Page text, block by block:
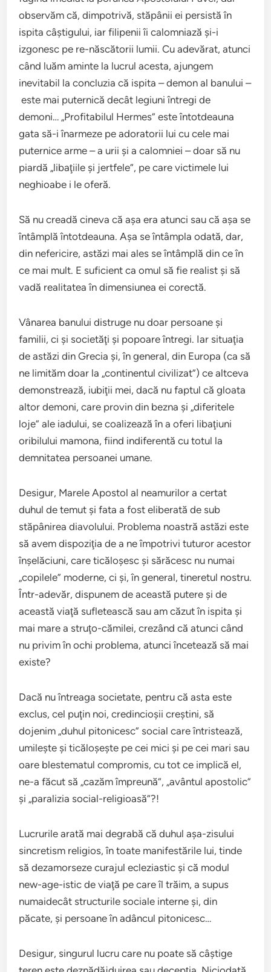
observăm că, dimpotrivă, stăpânii ei persistă în
ispita câştigului, iar filipenii îi calomniază şi-i
izgonesc pe re-născătorii lumii. Cu adevărat, atunci
când luăm aminte la lucrul acesta, ajungem
inevitabil la concluzia că ispita – demon al banului –
este mai puternică decât legiuni întregi de
demoni… „Profitabilul Hermes” este întotdeauna
gata să-i înarmeze pe adoratorii lui cu cele mai
puternice arme – a urii şi a calomniei – doar să nu
piardă „libaţiile şi jertfele”, pe care victimele lui
neghioabe i le oferă.
Să nu creadă cineva că aşa era atunci sau că aşa se
întâmplă întotdeauna. Aşa se întâmpla odată, dar,
din nefericire, astăzi mai ales se întâmplă din ce în
ce mai mult. E suficient ca omul să fie realist şi să
vadă realitatea în dimensiunea ei corectă.
Vânarea banului distruge nu doar persoane şi
familii, ci şi societăţi şi popoare întregi. Iar situaţia
de astăzi din Grecia şi, în general, din Europa (ca să
ne limităm doar la „continentul civilizat”) ce altceva
demonstrează, iubiţii mei, dacă nu faptul că gloata
altor demoni, care provin din bezna şi „diferitele
loje” ale iadului, se coalizează în a oferi libaţiuni
oribilului mamona, fiind indiferentă cu totul la
demnitatea persoanei umane.
Desigur, Marele Apostol al neamurilor a certat
duhul de temut şi fata a fost eliberată de sub
stăpânirea diavolului. Problema noastră astăzi este
să avem dispoziţia de a ne împotrivi tuturor acestor
înşelăciuni, care ticăloşesc şi sărăcesc nu numai
„copilele” moderne, ci şi, în general, tineretul nostru.
Într-adevăr, dispunem de această putere şi de
această viaţă sufletească sau am căzut în ispita şi
mai mare a struţo-cămilei, crezând că atunci când
nu privim în ochi problema, atunci încetează să mai
existe?
Dacă nu întreaga societate, pentru că asta este
exclus, cel puţin noi, credincioşii creştini, să
dojenim „duhul pitonicesc” social care întristează,
umileşte şi ticăloşeşte pe cei mici şi pe cei mari sau
oare blestematul compromis, cu tot ce implică el,
ne-a făcut să „cazăm împreună”, „avântul apostolic”
şi „paralizia social-religioasă”?!
Lucrurile arată mai degrabă că duhul aşa-zisului
sincretism religios, în toate manifestările lui, tinde
să dezamorseze curajul ecleziastic şi că modul
new-age-istic de viaţă pe care îl trăim, a supus
numaidecât structurile sociale interne şi, din
păcate, şi persoane în adâncul pitonicesc…
Desigur, singurul lucru care nu poate să câştige